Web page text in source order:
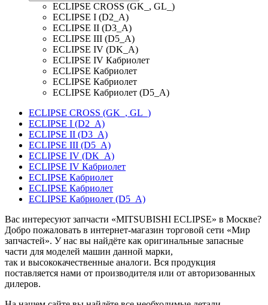
ECLIPSE CROSS (GK_, GL_)
ECLIPSE I (D2_A)
ECLIPSE II (D3_A)
ECLIPSE III (D5_A)
ECLIPSE IV (DK_A)
ECLIPSE IV Кабриолет
ECLIPSE Кабриолет
ECLIPSE Кабриолет
ECLIPSE Кабриолет (D5_A)
ECLIPSE CROSS (GK_, GL_)
ECLIPSE I (D2_A)
ECLIPSE II (D3_A)
ECLIPSE III (D5_A)
ECLIPSE IV (DK_A)
ECLIPSE IV Кабриолет
ECLIPSE Кабриолет
ECLIPSE Кабриолет
ECLIPSE Кабриолет (D5_A)
Вас интересуют запчасти «MITSUBISHI ECLIPSE» в Москве?
Добро пожаловать в интернет-магазин торговой сети «Мир
запчастей». У нас вы найдёте как оригинальные запасные
части для моделей машин данной марки,
так и высококачественные аналоги. Вся продукция
поставляется нами от производителя или от авторизованных
дилеров.